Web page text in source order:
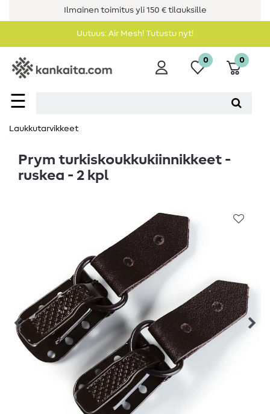
Ilmainen toimitus yli 150 € tilauksille
Uutuus: Air Mesh! Tutustu nyt!
☰
0 0
Laukkutarvikkeet
Prym turkiskoukkukiinnikkeet -
ruskea - 2 kpl